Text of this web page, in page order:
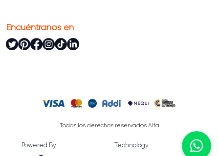
Encuéntranos en
Todos los derechos reservados Alfa
Powered By: Technology: